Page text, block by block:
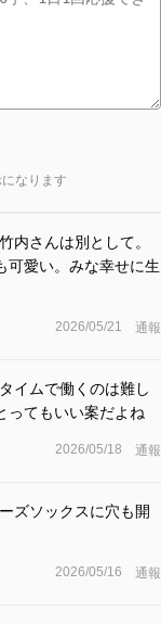
なります
内さんは別として。
可愛い。みな幸せに生
2026/05/21 通報
イムで働くのは難し
ってもいい案だよね
2026/05/18 通報
ズソックスに穴も開
2026/05/16 通報